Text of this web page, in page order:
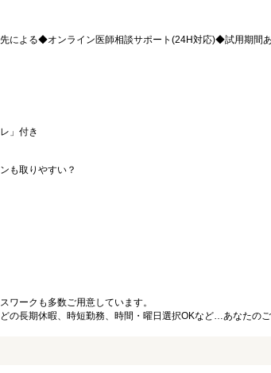
による◆オンライン医師相談サポート(24H対応)◆試用期間
」付き
も取りやすい？
ワークも多数ご用意しています。
の長期休暇、時短勤務、時間・曜日選択OKなど…あなたの